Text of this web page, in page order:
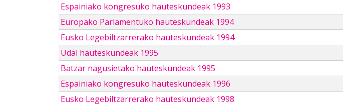
Espainiako kongresuko hauteskundeak 1993
Europako Parlamentuko hauteskundeak 1994
Eusko Legebiltzarrerako hauteskundeak 1994
Udal hauteskundeak 1995
Batzar nagusietako hauteskundeak 1995
Espainiako kongresuko hauteskundeak 1996
Eusko Legebiltzarrerako hauteskundeak 1998